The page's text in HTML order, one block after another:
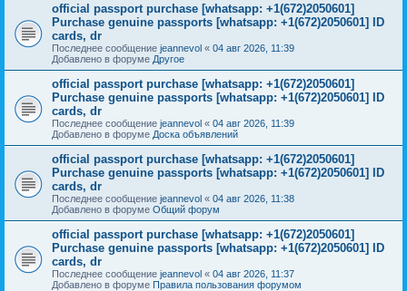
official passport purchase [whatsapp: +1(672)2050601]
Purchase genuine passports [whatsapp: +1(672)2050601] ID
cards, dr
Последнее сообщение jeannevol « 04 авг 2026, 11:39
Добавлено в форуме Другое
official passport purchase [whatsapp: +1(672)2050601]
Purchase genuine passports [whatsapp: +1(672)2050601] ID
cards, dr
Последнее сообщение jeannevol « 04 авг 2026, 11:39
Добавлено в форуме Доска объявлений
official passport purchase [whatsapp: +1(672)2050601]
Purchase genuine passports [whatsapp: +1(672)2050601] ID
cards, dr
Последнее сообщение jeannevol « 04 авг 2026, 11:38
Добавлено в форуме Общий форум
official passport purchase [whatsapp: +1(672)2050601]
Purchase genuine passports [whatsapp: +1(672)2050601] ID
cards, dr
Последнее сообщение jeannevol « 04 авг 2026, 11:37
Добавлено в форуме Правила пользования форумом